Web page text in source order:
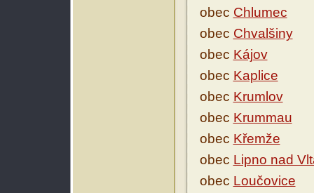
obec Chlumec
obec Chvalšiny
obec Kájov
obec Kaplice
obec Krumlov
obec Krummau
obec Křemže
obec Lipno nad
obec Loučovice